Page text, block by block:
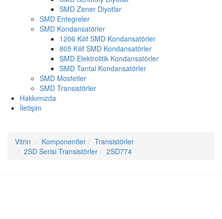
SMD Zener Diyotlar
SMD Entegreler
SMD Kondansatörler
1206 Kılıf SMD Kondansatörler
805 Kılıf SMD Kondansatörler
SMD Elektrolitik Kondansatörler
SMD Tantal Kondansatörler
SMD Mosfetler
SMD Transistörler
Hakkımızda
İletişim
Vitrin Komponentler
Transistörler
2SD Serisi Transistörler
2SD774